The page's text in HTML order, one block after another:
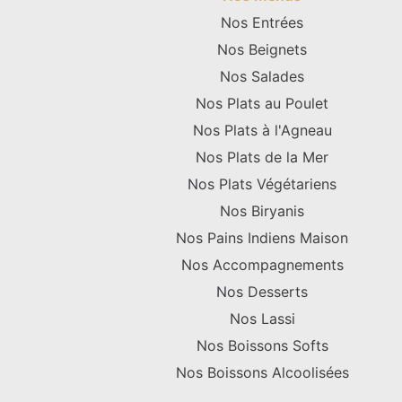
Nos Entrées
Nos Beignets
Nos Salades
Nos Plats au Poulet
Nos Plats à l'Agneau
Nos Plats de la Mer
Nos Plats Végétariens
Nos Biryanis
Nos Pains Indiens Maison
Nos Accompagnements
Nos Desserts
Nos Lassi
Nos Boissons Softs
Nos Boissons Alcoolisées